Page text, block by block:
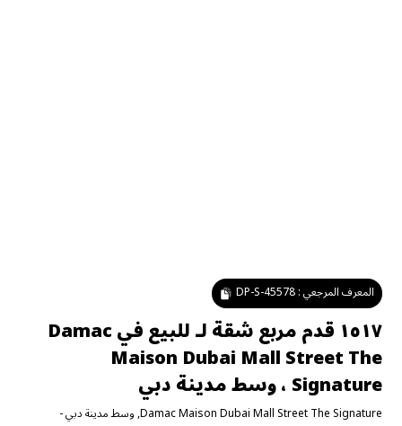
المعرف المرجعي :DP-S-45578
١٥١٧ قدم مربع شقة لـ للبيع في Damac
Maison Dubai Mall Street The
Signature ، وسط مدينة دبي
Damac Maison Dubai Mall Street The Signature
,وسط مدينة دبي-